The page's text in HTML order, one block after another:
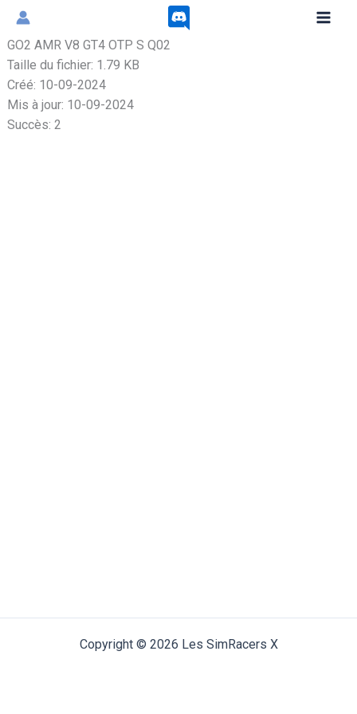
Aller
contenu
GO2 AMR V8 GT4 OTP S Q02
Taille du fichier: 1.79 KB
Créé: 10-09-2024
Mis à jour: 10-09-2024
Succès: 2
Copyright © 2026 Les SimRacers X